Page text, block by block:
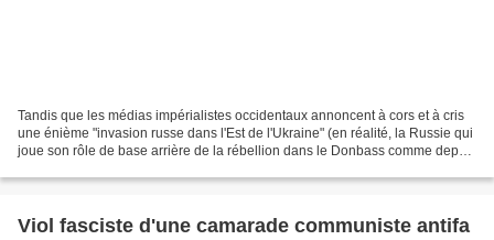
Tandis que les médias impérialistes occidentaux annoncent à cors et à cris
une énième "invasion russe dans l'Est de l'Ukraine" (en réalité, la Russie qui
joue son rôle de base arrière de la rébellion dans le Donbass comme depuis
Viol fasciste d'une camarade communiste antifa